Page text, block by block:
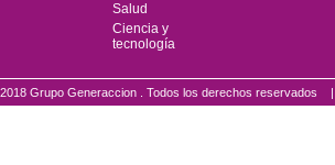
Salud
Ciencia y
tecnología
2018 Grupo Generaccion . Todos los derechos reservados |